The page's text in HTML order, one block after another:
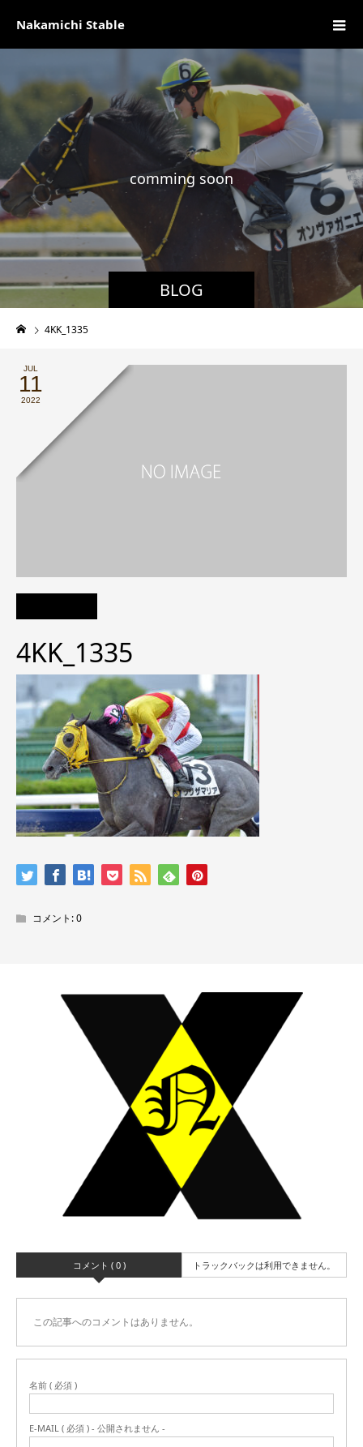
Nakamichi Stable
BLOG
comming soon
4KK_1335
JUL
11
2022
4KK_1335
コメント:0
コメント ( 0 ) トラックバックは利用できません。
この記事へのコメントはありません。
名前 ( 必須 )
E-MAIL ( 必須 ) - 公開されません -